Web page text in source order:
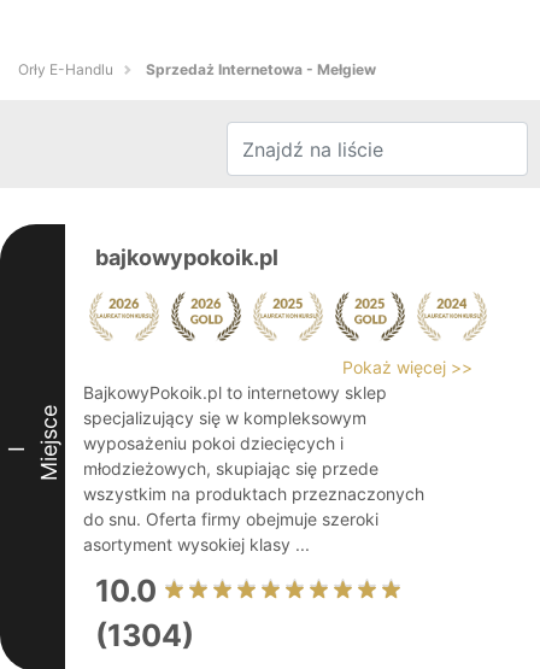
Orły E-Handlu Sprzedaż Internetowa - Mełgiew
I Miejsce
bajkowypokoik.pl
Pokaż więcej >>
BajkowyPokoik.pl to internetowy sklep
specjalizujący się w kompleksowym
wyposażeniu pokoi dziecięcych i
młodzieżowych, skupiając się przede
wszystkim na produktach przeznaczonych
do snu. Oferta firmy obejmuje szeroki
asortyment wysokiej klasy ...
10.0
(1304)